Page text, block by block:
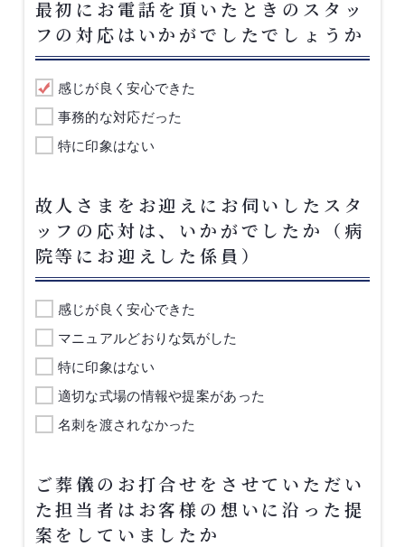
最初にお電話を頂いたときのスタッ
フの対応はいかがでしたでしょうか
感じが良く安心できた
事務的な対応だった
特に印象はない
故人さまをお迎えにお伺いしたスタ
ッフの応対は、いかがでしたか（病
院等にお迎えした係員）
感じが良く安心できた
マニュアルどおりな気がした
特に印象はない
適切な式場の情報や提案があった
名刺を渡されなかった
ご葬儀のお打合せをさせていただい
た担当者はお客様の想いに沿った提
案をしていましたか